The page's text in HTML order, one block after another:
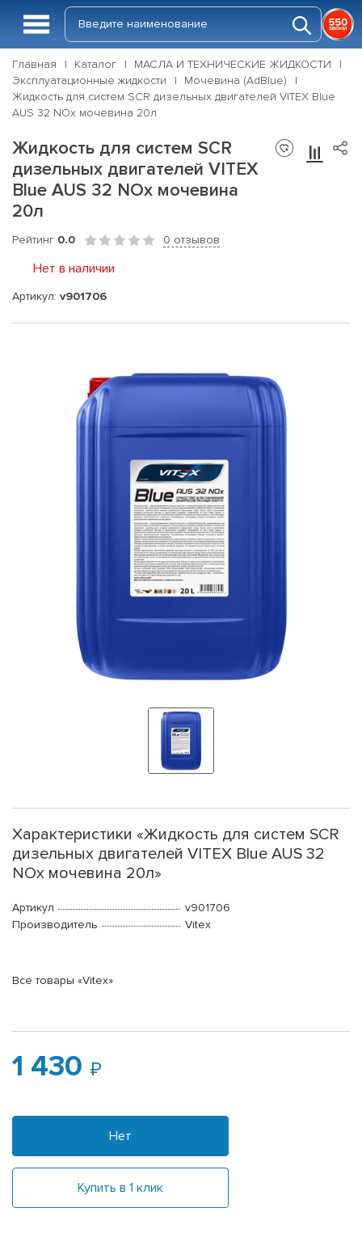
Главная Каталог
МАСЛА И ТЕХНИЧЕСКИЕ ЖИДКОСТИ
Эксплуатационные жидкости
Мочевина (AdBlue)
Жидкость для систем SCR дизельных двигателей VITEX Blue
AUS 32 NOx мочевина 20л
Жидкость для систем SCR
дизельных двигателей VITEX
Blue AUS 32 NOx мочевина
20л
Рейтинг 0.0 0 отзывов
Нет в наличии
Артикул: v901706
Характеристики «Жидкость для систем SCR
дизельных двигателей VITEX Blue AUS 32
NOx мочевина 20л»
Артикул
v901706
Производитель
Vitex
Все товары «Vitex»
1 430
Нет
Купить в 1 клик